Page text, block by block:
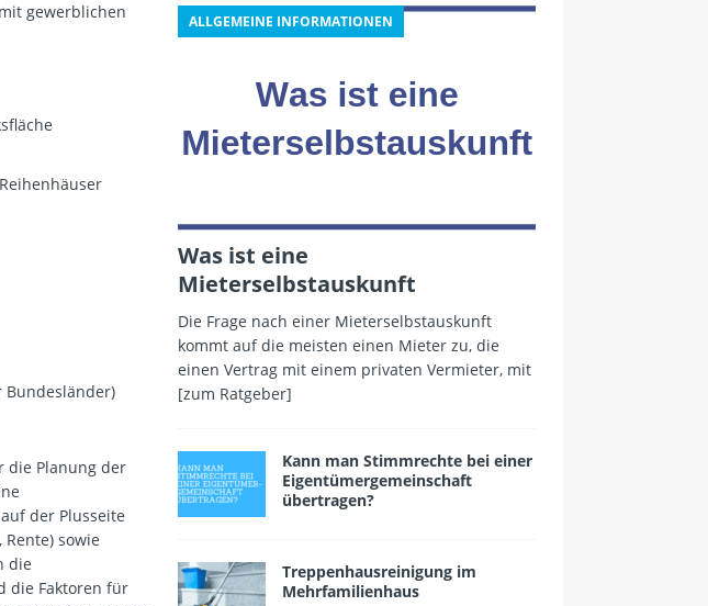
gewerblichen
Bundesländer)
die Planung der
der Plusseite
sowie
die
die Faktoren für
ALLGEMEINE INFORMATIONEN
Was ist eine
Mieterselbstauskunft
Die Frage nach einer Mieterselbstauskunft
kommt auf die meisten einen Mieter zu, die
einen Vertrag mit einem privaten Vermieter, mit
[zum Ratgeber]
Kann man Stimmrechte bei einer
Eigentümergemeinschaft
übertragen?
Treppenhausreinigung im
Mehrfamilienhaus